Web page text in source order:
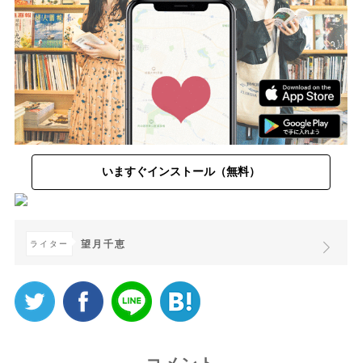
いますぐインストール（無料）
ライター 望月千恵